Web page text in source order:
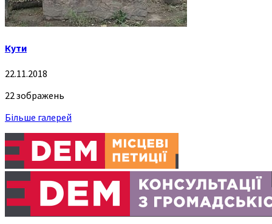
Кути
22.11.2018
22 зображень
Більше галерей